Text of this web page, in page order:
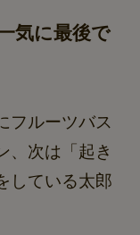
気に最後で
フルーツバス
、次は「起き
している太郎